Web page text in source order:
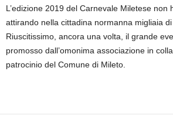
L’edizione 2019 del Carnevale Miletese non
attirando nella cittadina normanna migliaia di
Riuscitissimo, ancora una volta, il grande
promosso dall’omonima associazione in
patrocinio del Comune di Mileto.